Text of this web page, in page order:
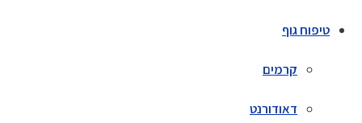
טיפוח גוף
קרמים
דאודורנט